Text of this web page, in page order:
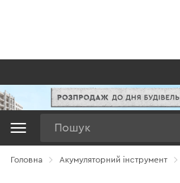
Головна Акумуляторний інструмент